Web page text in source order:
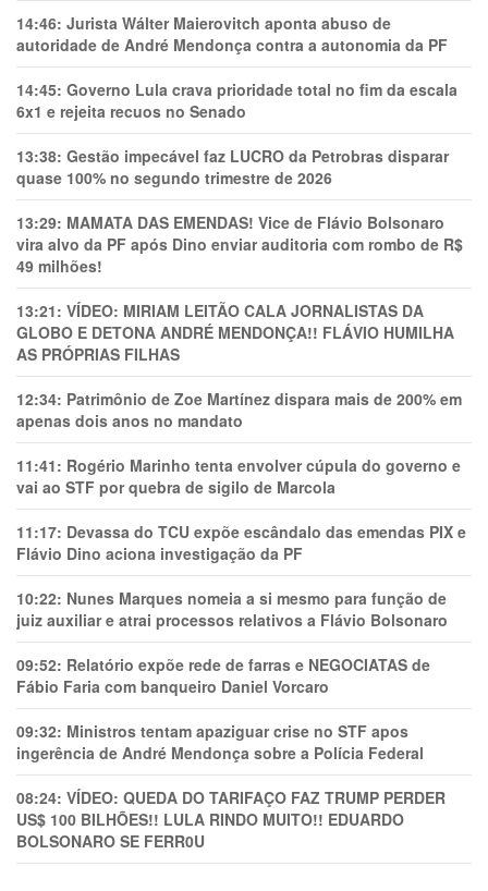
14:46: Jurista Wálter Maierovitch aponta abuso de
autoridade de André Mendonça contra a autonomia da PF
14:45: Governo Lula crava prioridade total no fim da escala
6x1 e rejeita recuos no Senado
13:38: Gestão impecável faz LUCRO da Petrobras disparar
quase 100% no segundo trimestre de 2026
13:29: MAMATA DAS EMENDAS! Vice de Flávio Bolsonaro
vira alvo da PF após Dino enviar auditoria com rombo de R$
49 milhões!
13:21: VÍDEO: MIRIAM LEITÃO CALA JORNALISTAS DA
GLOBO E DETONA ANDRÉ MENDONÇA!! FLÁVIO HUMILHA
AS PRÓPRIAS FILHAS
12:34: Patrimônio de Zoe Martínez dispara mais de 200% em
apenas dois anos no mandato
11:41: Rogério Marinho tenta envolver cúpula do governo e
vai ao STF por quebra de sigilo de Marcola
11:17: Devassa do TCU expõe escândalo das emendas PIX e
Flávio Dino aciona investigação da PF
10:22: Nunes Marques nomeia a si mesmo para função de
juiz auxiliar e atrai processos relativos a Flávio Bolsonaro
09:52: Relatório expõe rede de farras e NEGOCIATAS de
Fábio Faria com banqueiro Daniel Vorcaro
09:32: Ministros tentam apaziguar crise no STF apos
ingerência de André Mendonça sobre a Polícia Federal
08:24: VÍDEO: QUEDA DO TARIFAÇO FAZ TRUMP PERDER
US$ 100 BILHÕES!! LULA RINDO MUITO!! EDUARDO
BOLSONARO SE FERR0U